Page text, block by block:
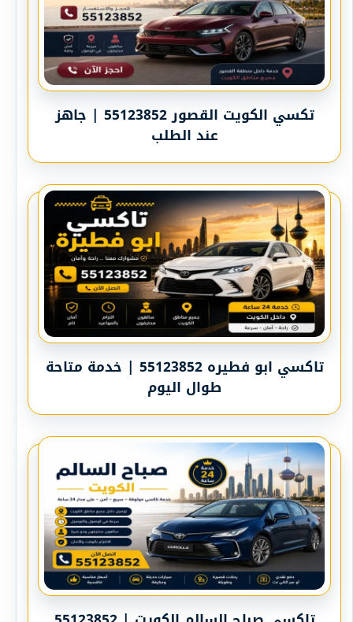
تكسي الكويت القصور 55123852 | جاهز
عند الطلب
تاكسي ابو فطيره 55123852 | خدمة متاحة
طوال اليوم